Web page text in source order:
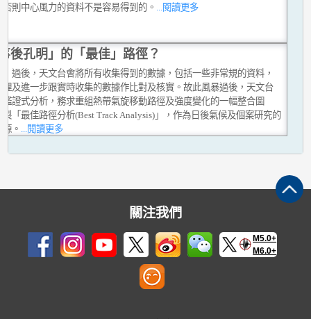
否則中心風力的資料不是容易得到的。 ...閱讀更多
後孔明」的「最佳」路徑？
」過後，天文台會將所有收集得到的數據，包括一些非常規的資料，
理及進一步跟實時收集的數據作比對及核實。故此風暴過後，天文台
鑑證式分析，務求重組熱帶氣旋移動路徑及強度變化的一幅整合圖
「最佳路徑分析(Best Track Analysis)」，作為日後氣候及個案研究的
。
...閱讀更多
關注我們
M5.0+
M6.0+